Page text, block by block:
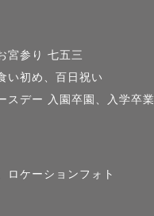
宮参り 七五三
い初め、百日祝い
スデー
入園卒園、入学卒業
ロケーションフォト